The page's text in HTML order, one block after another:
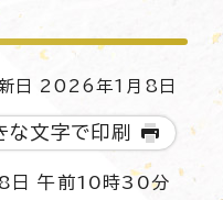
日 2026年1月8日
な文字で印刷
日 午前10時30分